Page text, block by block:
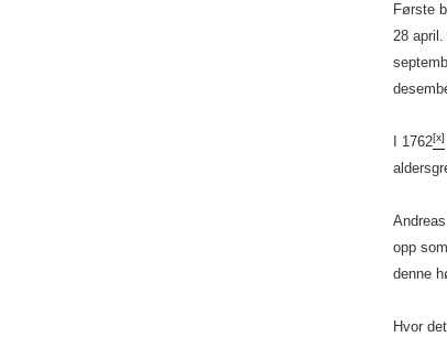
Første
28
I 1762[x]
opp
denne
Hvor